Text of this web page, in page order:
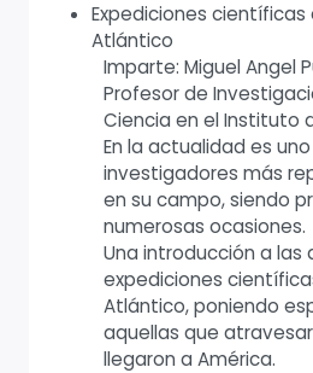
Expediciones científicas
Atlántico
Imparte: Miguel Angel
Profesor de
Ciencia en el Instituto
En la actualidad es
investigadores más
en su campo, siendo
numerosas ocasiones.
Una introducción a las
expediciones
Atlántico, poniendo
aquellas que
llegaron a América.